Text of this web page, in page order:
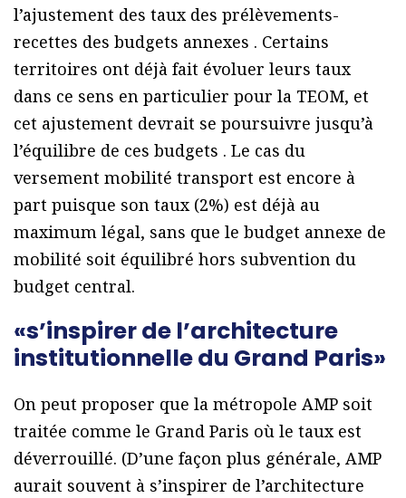
l’ajustement des taux des prélèvements-
recettes des budgets annexes . Certains
territoires ont déjà fait évoluer leurs taux
dans ce sens en particulier pour la TEOM, et
cet ajustement devrait se poursuivre jusqu’à
l’équilibre de ces budgets . Le cas du
versement mobilité transport est encore à
part puisque son taux (2%) est déjà au
maximum légal, sans que le budget annexe de
mobilité soit équilibré hors subvention du
budget central.
«s’inspirer de l’architecture
institutionnelle du Grand Paris»
On peut proposer que la métropole AMP soit
traitée comme le Grand Paris où le taux est
déverrouillé. (D’une façon plus générale, AMP
aurait souvent à s’inspirer de l’architecture